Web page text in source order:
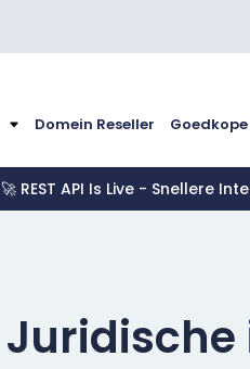
Domein Reseller
🚀 REST API Is Live - Snellere